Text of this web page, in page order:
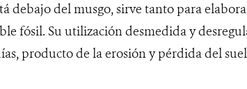
debajo del musgo, sirve tanto para
fósil. Su utilización desmedida y
producto de la erosión y pérdida del